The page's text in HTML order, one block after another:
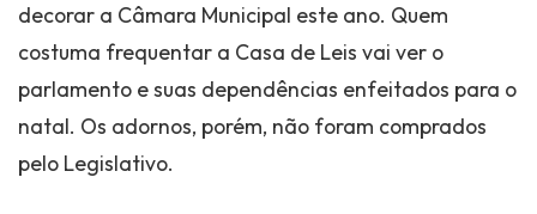
decorar a Câmara Municipal este ano. Quem
costuma frequentar a Casa de Leis vai ver o
parlamento e suas dependências enfeitados para o
natal. Os adornos, porém, não foram comprados
pelo Legislativo.